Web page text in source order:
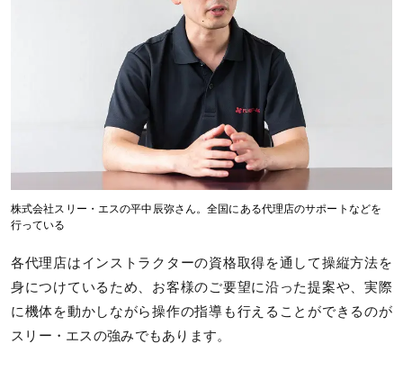
株式会社スリー・エスの平中辰弥さん。全国にある代理店のサポートなどを
行っている
各代理店はインストラクターの資格取得を通して操縦方法を
身につけているため、お客様のご要望に沿った提案や、実際
に機体を動かしながら操作の指導も行えることができるのが
スリー・エスの強みでもあります。